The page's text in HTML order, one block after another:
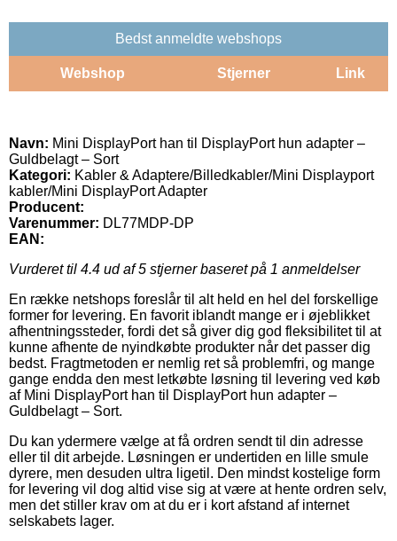
Bedst anmeldte webshops
Webshop Stjerner Link
Navn: Mini DisplayPort han til DisplayPort hun adapter –
Guldbelagt – Sort
Kategori: Kabler & Adaptere/Billedkabler/Mini Displayport
kabler/Mini DisplayPort Adapter
Producent:
Varenummer: DL77MDP-DP
EAN:
Vurderet til 4.4 ud af 5 stjerner baseret på 1 anmeldelser
En række netshops foreslår til alt held en hel del forskellige
former for levering. En favorit iblandt mange er i øjeblikket
afhentningssteder, fordi det så giver dig god fleksibilitet til at
kunne afhente de nyindkøbte produkter når det passer dig
bedst. Fragtmetoden er nemlig ret så problemfri, og mange
gange endda den mest letkøbte løsning til levering ved køb
af Mini DisplayPort han til DisplayPort hun adapter –
Guldbelagt – Sort.
Du kan ydermere vælge at få ordren sendt til din adresse
eller til dit arbejde. Løsningen er undertiden en lille smule
dyrere, men desuden ultra ligetil. Den mindst kostelige form
for levering vil dog altid vise sig at være at hente ordren selv,
men det stiller krav om at du er i kort afstand af internet
selskabets lager.